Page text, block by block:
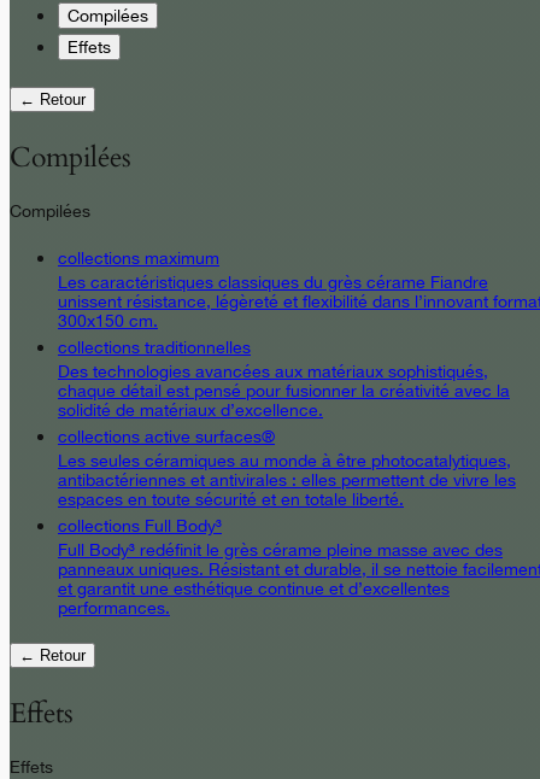
Compilées
Effets
← Retour
Compilées
Compilées
collections maximum
Les caractéristiques classiques du grès cérame Fiandre
unissent résistance, légèreté et flexibilité dans l’innovant
300x150 cm.
collections traditionnelles
Des technologies avancées aux matériaux sophistiqués,
chaque détail est pensé pour fusionner la créativité avec la
solidité de matériaux d’excellence.
collections active surfaces®
Les seules céramiques au monde à être photocatalytiques,
antibactériennes et antivirales : elles permettent de vivre les
espaces en toute sécurité et en totale liberté.
collections Full Body³
Full Body³ redéfinit le grès cérame pleine masse avec des
panneaux uniques. Résistant et durable, il se nettoie
et garantit une esthétique continue et d’excellentes
performances.
← Retour
Effets
Effets